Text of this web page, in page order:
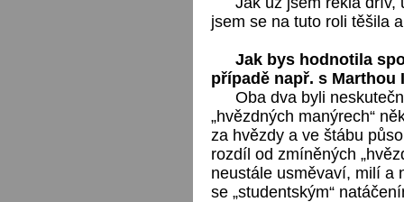
jsem se na tuto roli těšila
Jak bys hodnotila
případě např. s
Oba dva byli
„hvězdných manýrech“
za hvězdy a ve štábu
rozdíl od zmíněných
neustále usměvaví, milí a
se „studentským“